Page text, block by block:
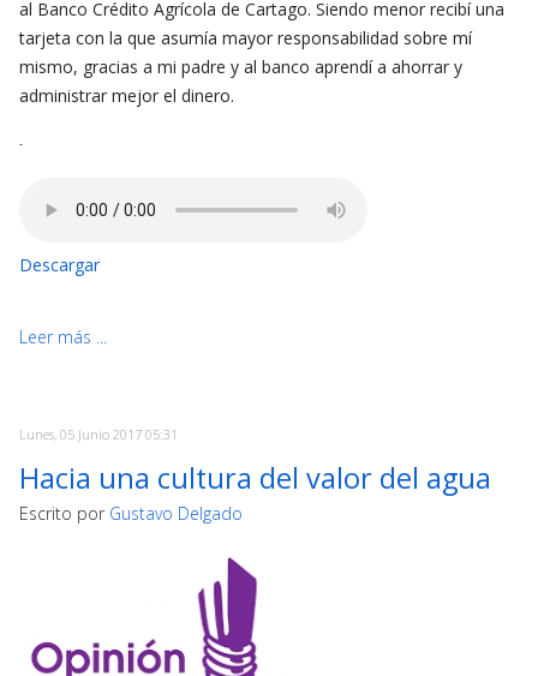
al Banco Crédito Agrícola de Cartago. Siendo menor recibí una
tarjeta con la que asumía mayor responsabilidad sobre mí
mismo, gracias a mi padre y al banco aprendí a ahorrar y
administrar mejor el dinero.
-
Descargar
Leer más ...
Lunes, 05 Junio 2017 05:31
Hacia una cultura del valor del agua
Escrito por Gustavo Delgado